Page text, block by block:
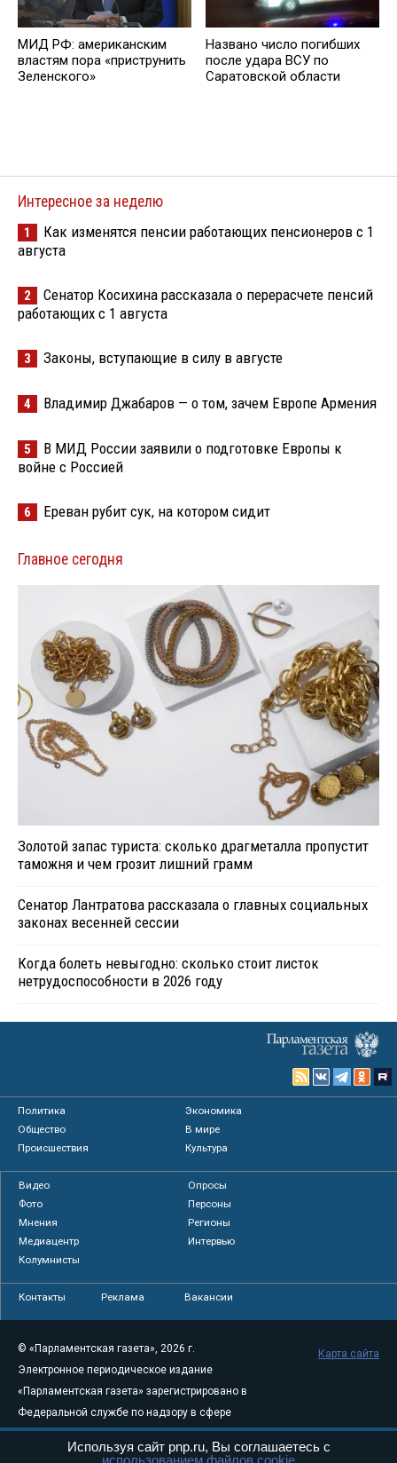
МИД РФ: американским
властям пора «приструнить
Зеленского»
Названо число погибших
после удара ВСУ по
Саратовской области
Интересное за неделю
1
Как изменятся пенсии работающих пенсионеров с 1
августа
2
Сенатор Косихина рассказала о перерасчете пенсий
работающих с 1 августа
3 Законы, вступающие в силу в августе
4 Владимир Джабаров — о том, зачем Европе Армения
5
В МИД России заявили о подготовке Европы к
войне с Россией
6 Ереван рубит сук, на котором сидит
Главное сегодня
Золотой запас туриста: сколько драгметалла пропустит
таможня и чем грозит лишний грамм
Сенатор Лантратова рассказала о главных социальных
законах весенней сессии
Когда болеть невыгодно: сколько стоит листок
нетрудоспособности в 2026 году
Политика
Экономика
Общество
В мире
Происшествия
Культура
Видео
Опросы
Фото
Персоны
Мнения
Регионы
Медиацентр
Интервью
Колумнисты
Контакты Реклама Вакансии
© «Парламентская газета», 2026 г.
Электронное периодическое издание
«Парламентская газета» зарегистрировано в
Федеральной службе по надзору в сфере
связи, информационных технологий и
массовых коммуникаций (Роскомнадзор) 05
Карта сайта
Используя сайт pnp.ru, Вы соглашаетесь с
использованием файлов cookie